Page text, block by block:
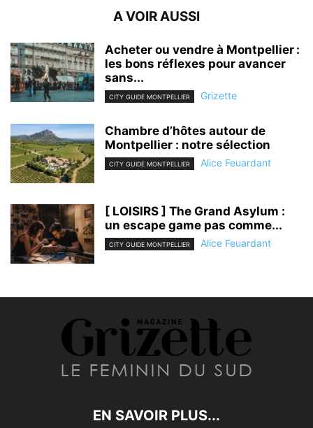
A VOIR AUSSI
Acheter ou vendre à Montpellier :
les bons réflexes pour avancer
sans...
CITY GUIDE MONTPELLIER Grizette
Chambre d’hôtes autour de
Montpellier : notre sélection
CITY GUIDE MONTPELLIER Alice Feuardant
[ LOISIRS ] The Grand Asylum :
un escape game pas comme...
CITY GUIDE MONTPELLIER Alice Feuardant
EN SAVOIR PLUS...